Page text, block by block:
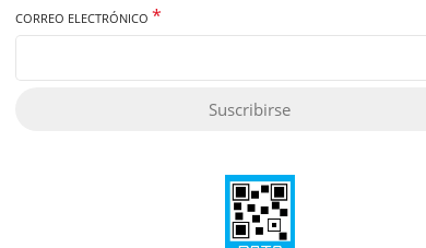
CORREO ELECTRÓNICO *
Suscribirse